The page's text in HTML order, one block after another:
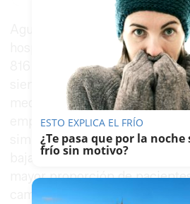
Aguirre ha señalado que las
hospitalarios van "bien",
816 hospitalizados actuales
siendo "muchísimos", hay que
mediados de septiembre,
empezando la segunda ola,
similares. Los pacientes en
bajado hasta los 203 y aunque
mayor proporción de
camas UCI son pacientes
ESTO EXPLICA EL FRÍO
¿Te pasa que por la
frío sin motivo?